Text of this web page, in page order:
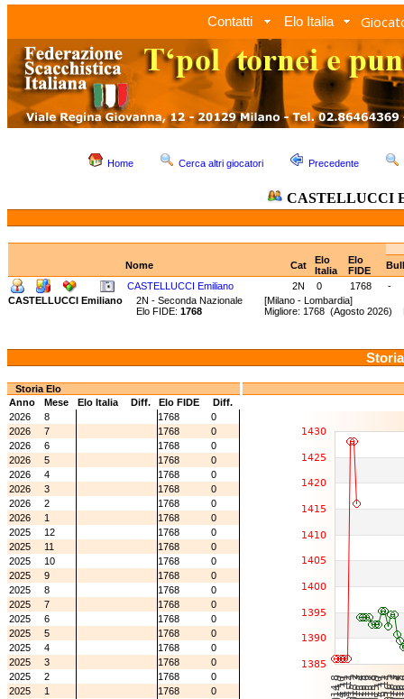
Contatti Elo Italia
Home Cerca altri giocatori Precedente
CASTELLUCCI
Nome Cat
Elo
Italia
Elo
FIDE
CASTELLUCCI Emiliano
2N 0 1768
-
CASTELLUCCI Emiliano
2N - Seconda Nazionale [Milano - Lombardia]
Elo FIDE: 1768 Migliore: 1768 (Agosto 2026)
Storia Elo
Anno
Mese Elo Italia Diff. Elo FIDE
Diff.
2026
8 1768
0
2026
7 1768
0
2026
6 1768
0
2026
5 1768
0
2026
4 1768
0
2026
3 1768
0
2026
2 1768
0
2026
1 1768
0
2025
12 1768
0
2025
11 1768
0
2025
10 1768
0
2025
9 1768
0
2025
8 1768
0
2025
7 1768
0
2025
6 1768
0
2025
5 1768
0
2025
4 1768
0
2025
3 1768
0
2025
2 1768
0
2025
1 1768
0